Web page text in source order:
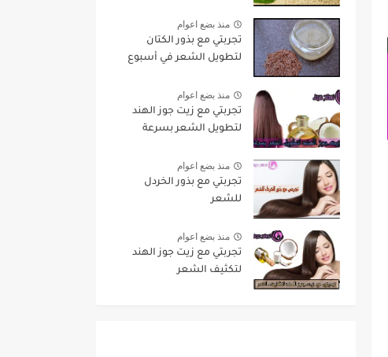
منذ بضع اعوام
تجربتي مع بذور الكتان
لتطويل الشعر في أسبوع
منذ بضع اعوام
تجربتي مع زيت جوز الهند
لتطويل الشعر بسرعة
منذ بضع اعوام
تجربتي مع بذور الخردل
للشعر
منذ بضع اعوام
تجربتي مع زيت جوز الهند
لتكثيف الشعر